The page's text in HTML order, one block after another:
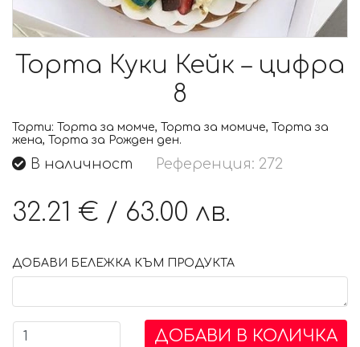
Торта Куки Кейк – цифра
8
Торти: Торта за момче, Торта за момиче, Торта за
жена, Торта за Рожден ден.
В наличност Референция: 272
32.21 € / 63.00 лв.
ДОБАВИ БЕЛЕЖКА КЪМ ПРОДУКТА
ДОБАВИ В КОЛИЧКА